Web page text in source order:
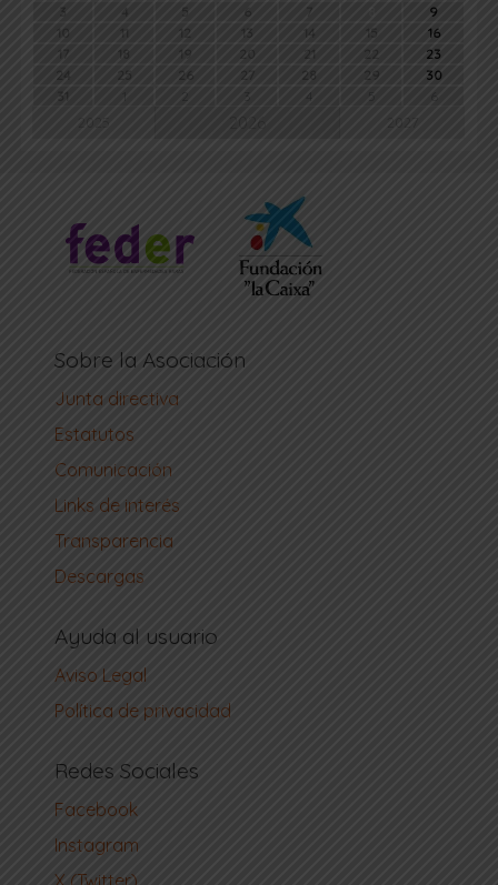
3
4 5 6 7
9
10
11 12 13 14 15
16
17
18 19 20 21 22
23
24
25 26 27 28 29
30
31
2 3 4 5 6
Sobre la Asociación
Junta directiva
Estatutos
Comunicación
Links de interés
Transparencia
Descargas
Ayuda al usuario
Aviso Legal
Política de privacidad
Redes Sociales
Facebook
Instagram